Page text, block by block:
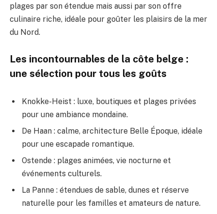
plages par son étendue mais aussi par son offre
culinaire riche, idéale pour goûter les plaisirs de la mer
du Nord.
Les incontournables de la côte belge :
une sélection pour tous les goûts
Knokke-Heist : luxe, boutiques et plages privées
pour une ambiance mondaine.
De Haan : calme, architecture Belle Époque, idéale
pour une escapade romantique.
Ostende : plages animées, vie nocturne et
événements culturels.
La Panne : étendues de sable, dunes et réserve
naturelle pour les familles et amateurs de nature.